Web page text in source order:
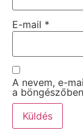
E-mail *
A nevem, e-
a